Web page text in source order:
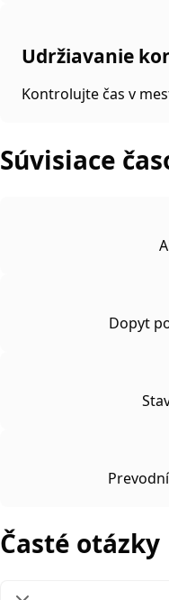
Udržiavanie
Kontrolujte čas v
Súvisiace
Dopyt
Časté otázky